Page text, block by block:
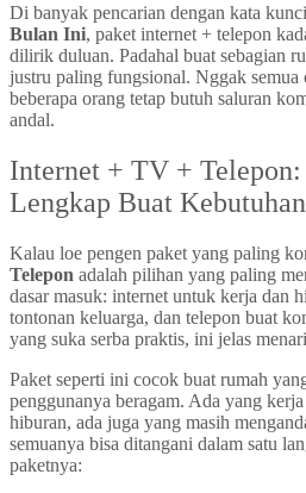
Di banyak pencarian dengan kata
Bulan Ini, paket internet + telepon
dilirik duluan. Padahal buat sebagian
justru paling fungsional. Nggak semua
beberapa orang tetap butuh saluran
andal.
Internet + TV + Telepon:
Lengkap Buat
Kalau loe pengen paket yang paling
Telepon adalah pilihan yang paling
dasar masuk: internet untuk kerja dan
tontonan keluarga, dan telepon buat
yang suka serba praktis, ini jelas
Paket seperti ini cocok buat rumah
penggunanya beragam. Ada yang
hiburan, ada juga yang masih
semuanya bisa ditangani dalam satu
paketnya: